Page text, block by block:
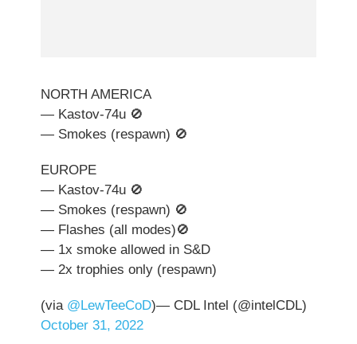
NORTH AMERICA
— Kastov-74u 🚫
— Smokes (respawn) 🚫
EUROPE
— Kastov-74u 🚫
— Smokes (respawn) 🚫
— Flashes (all modes)🚫
— 1x smoke allowed in S&D
— 2x trophies only (respawn)
(via @LewTeeCoD)— CDL Intel (@intelCDL)
October 31, 2022